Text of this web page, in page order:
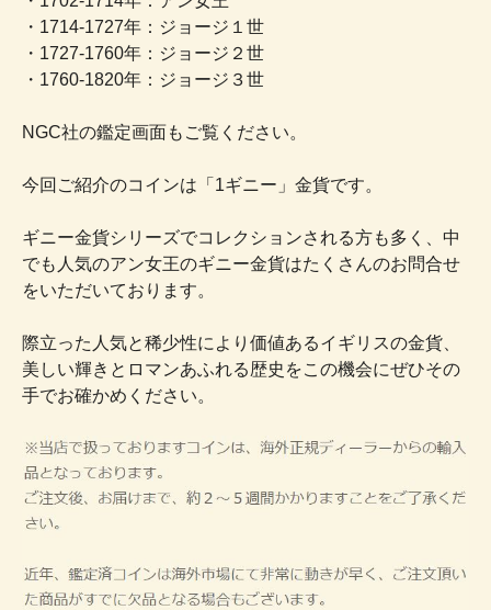
・1714-1727年：ジョージ１世
・1727-1760年：ジョージ２世
・1760-1820年：ジョージ３世
NGC社の鑑定画面もご覧ください。
今回ご紹介のコインは「1ギニー」金貨です。
ギニー金貨シリーズでコレクションされる方も多く、中
でも人気のアン女王のギニー金貨はたくさんのお問合せ
をいただいております。
際立った人気と稀少性により価値あるイギリスの金貨、
美しい輝きとロマンあふれる歴史をこの機会にぜひその
手でお確かめください。